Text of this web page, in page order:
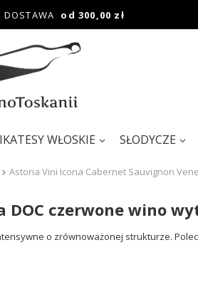
DOSTAWA od 300,00 zł
WŁOSKIE SŁODYCZE
Astoria Vini Icona Cabernet Sauvignon
DOC czerwone wino
o zrównoważonej strukturze.